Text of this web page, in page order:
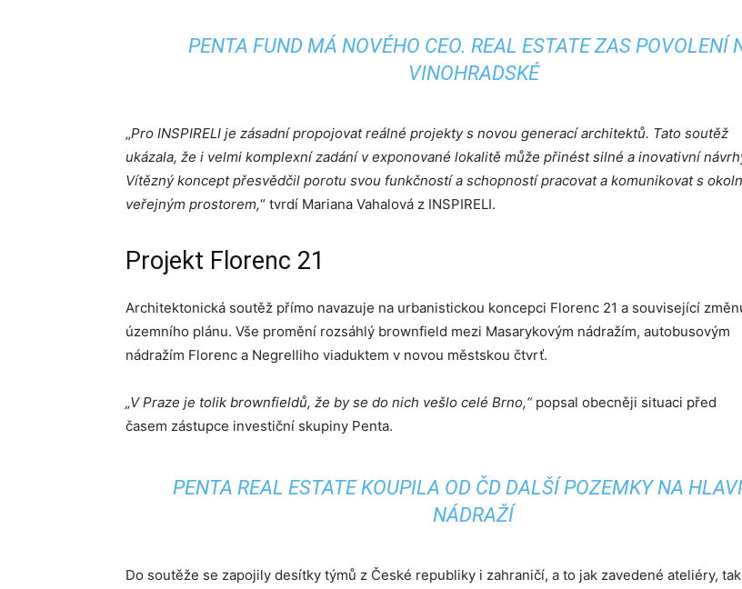
PENTA FUND MÁ NOVÉHO CEO. REAL ESTATE ZAS POVOLENÍ
VINOHRADSKÉ
„Pro INSPIRELI je zásadní propojovat reálné projekty s novou generací architektů. Tato soutěž
ukázala, že i velmi komplexní zadání v exponované lokalitě může přinést silné a inovativní
Vítězný koncept přesvědčil porotu svou funkčností a schopností pracovat a komunikovat s
veřejným prostorem,“ tvrdí Mariana Vahalová z INSPIRELI.
Projekt Florenc 21
Architektonická soutěž přímo navazuje na urbanistickou koncepci Florenc 21 a související
územního plánu. Vše promění rozsáhlý brownfield mezi Masarykovým nádražím, autobusovým
nádražím Florenc a Negrelliho viaduktem v novou městskou čtvrť.
„V Praze je tolik brownfieldů, že by se do nich vešlo celé Brno,“popsal obecněji situaci před
časem zástupce investiční skupiny Penta.
PENTA REAL ESTATE KOUPILA OD ČD DALŠÍ POZEMKY NA
NÁDRAŽÍ
Do soutěže se zapojily desítky týmů z České republiky i zahraničí, a to jak zavedené ateliéry, tak